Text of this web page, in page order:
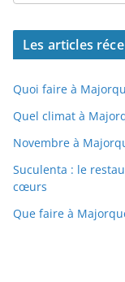
Les articles
Quoi faire à
Quel climat à
Novembre à
Suculenta : le
cœurs
Que faire à